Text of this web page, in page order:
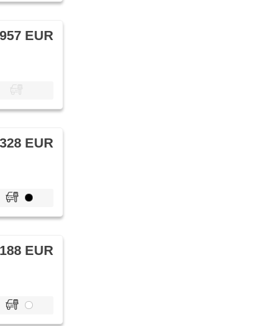
EUR
EUR
EUR